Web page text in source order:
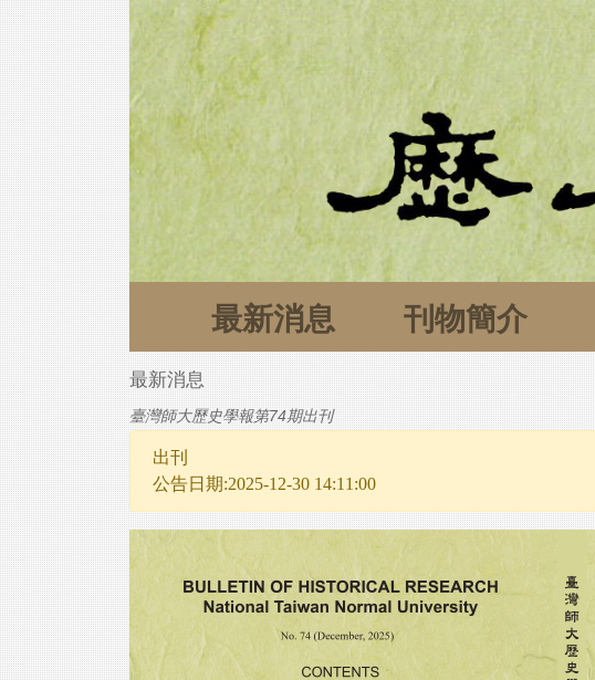
最新消息 刊物簡介
最新消息
臺灣師大歷史學報第74期出刊
出刊
公告日期:2025-12-30 14:11:00